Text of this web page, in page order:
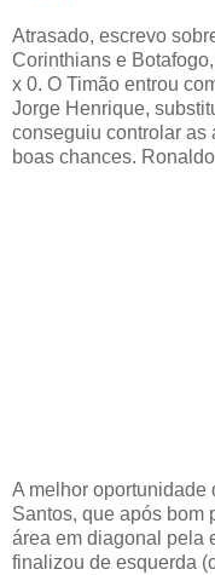
Atrasado, escrevo
Corinthians e
x 0. O Timão entrou
Jorge Henrique,
conseguiu controlar as
boas chances.
A melhor oportunidade
Santos, que após bom
área em diagonal pela
finalizou de esquerda